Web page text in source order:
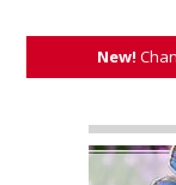
New!